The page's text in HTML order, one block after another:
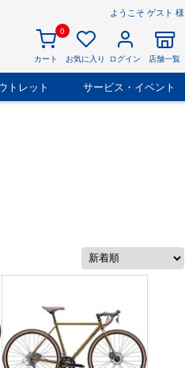
ようこそ ゲスト 様
0
カート お気に入り ログイン 店舗一覧
トレット サービス・イベント